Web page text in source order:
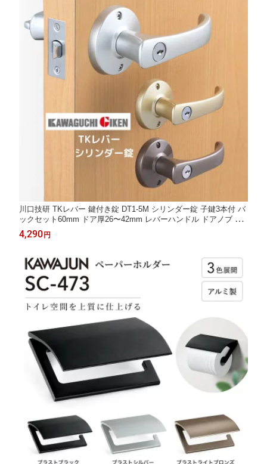
川口技研 TKレバー 鍵付き錠 DT1-5M シリンダー錠 子鍵3本付 バ
ックセット60mm ドア厚26〜42mm レバーハンドル ドアノブ 交
換 室内ドア 個室 事務所 シルバー ブラウン ゴールド 取っ手 取手
つまみ ドアハンドル ドアレバー 引き出し 扉 おしゃれ
4,290 円